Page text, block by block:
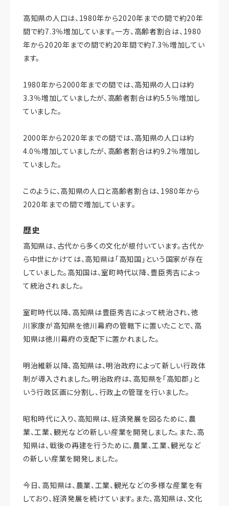
高知県の人口は、1980年から2020年までの間で約20年
間で約7.3％増加しています。一方、高齢者割合は、1980
年から2020年までの間で約20年間で約7.3％増加してい
ます。
1980年から2000年までの間では、高知県の人口は約
3.3％増加していましたが、高齢者割合は約5.5％増加し
ていました。
2000年から2020年までの間では、高知県の人口は約
4.0％増加していましたが、高齢者割合は約9.2％増加し
ていました。
このように、高知県の人口と高齢者割合は、1980年から
2020年までの間で増加しています。
歴史
高知県は、古代から多くの文化が根付いています。古代か
ら中世にかけては、高知県は「高知国」という国家が存在
していました。高知国は、室町時代以降、豊臣秀吉によっ
て統治されました。
室町時代以降、高知県は豊臣秀吉によって統治され、徳
川家康が高知県を徳川幕府の管轄下に置いたことで、高
知県は徳川幕府の支配下に置かれました。
明治維新以降、高知県は、明治政府によって新しい行政体
制が導入されました。明治政府は、高知県を「高知郡」と
いう行政区画に分割し、行政上の管理を行いました。
昭和時代に入り、高知県は、経済発展を図るために、農
業、工業、観光などの新しい産業を開発しました。また、高
知県は、戦後の再建を行うために、農業、工業、観光など
の新しい産業を開発しました。
今日、高知県は、農業、工業、観光などの多様な産業を有
しており、経済発展を続けています。また、高知県は、文化